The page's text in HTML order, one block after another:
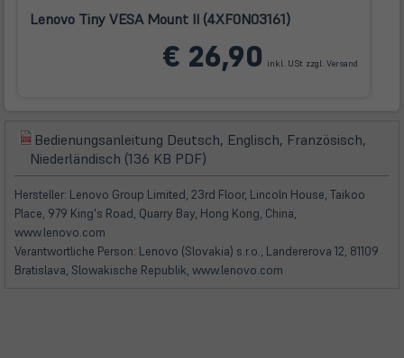
Lenovo Tiny VESA Mount II (4XF0N03161)
€ 26,90 inkl. USt zzgl. Versand
(öffnet
in
neuem
Tab)
Bedienungsanleitung Deutsch, Englisch, Französisch,
Niederländisch (136 KB PDF)
in
neuem
Tab)
Hersteller: Lenovo Group Limited, 23rd Floor, Lincoln House, Taikoo
Place, 979 King's Road, Quarry Bay, Hong Kong, China,
www.lenovo.com
Verantwortliche Person: Lenovo (Slovakia) s.r.o., Landererova 12, 81109
Bratislava, Slowakische Republik, www.lenovo.com